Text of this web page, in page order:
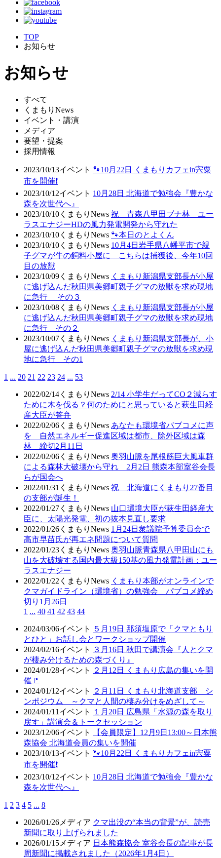
TOP
お知らせ
お知らせ
すべて
くまもりNews
イベント・講演
メディア
要望・提案
採用情報
2023/10/13イベント 🐾10月22日 くまもりカフェin宍粟
市を開催❗
2023/10/12イベント 10月28日 北海道で勉強会『豊かな
森を次世代へ』
2023/10/10 くまもりNews 祝 青森八甲田ブナ林 ユー
ラスエナジーHDの風力発電開発から守れた
2023/10/10 くまもりNews 🐾本日のとよくん
2023/10/10 くまもりNews 10月4日岩手県八幡平市で親
子グマが牛の飼料小屋に こちらは捕獲後、今年10回
目の放獣
2023/10/09 くまもりNews くまもり新潟県支部長が小屋
に逃げ込んだ秋田県美郷町親子グマの放獣を求め現地
に急行 その３
2023/10/08 くまもりNews くまもり新潟県支部長が小屋
に逃げ込んだ秋田県美郷町親子グマの放獣を求め現地
に急行 その２
2023/10/07 くまもりNews くまもり新潟県支部長が、小
屋に逃げ込んだ秋田県美郷町親子グマの放獣を求め現
地に急行 その1
1 ... 20 21 22 23 24 ... 53
2022/02/14 くまもりNews 2/14 小学生だってCO２減らす
ために木を伐る？何のためにと思っていると萩生田経
産大臣が答弁
2022/02/06 くまもりNews あなたも環境省パブコメに声
を 自然エネルギー促進区域は都市、除外区域は森
林 締切2月11日
2022/02/06 くまもりNews 奥羽山脈を尾根筋巨大風車群
による森林大破壊から守れ 2月2日 熊森本部室谷会長
らが国会へ
2022/01/31 くまもりNews 祝 北海道にくまもり27番目
の支部が誕生！
2022/01/27 くまもりNews 山口環境大臣が萩生田経産大
臣に、太陽光発電、初の抜本見直し要求
2022/01/26 くまもりNews 1月24日衆議院予算委員会で
高市早苗氏が再エネ問題について質問
2022/01/23 くまもりNews 奥羽山脈青森県八甲田山にも
山を大破壊する国内最大級150基の風力発電計画：ユー
ラスエナジー
2022/01/22 くまもりNews くまもり本部がオンラインで
クマガイドライン（環境省）の勉強会 パブコメ締め
切り1月26日
1 ... 40 41 42 43 44
2024/03/06イベント
５月19日 那須塩原で「クマともり
とひと」お話し会とワークショップ開催
2024/02/16イベント
３月16日 秋田で講演会『人とクマ
が棲み分けるための森づくり』
2024/01/28イベント
２月12日 くまもり広島の集いを開
催🚩
2024/01/12イベント
２月11日 くまもり北海道支部 シ
ンポジウム ～クマと人間の棲み分けをめざして～
2024/01/11 イベント
１月20日 広島県「水源の森を取り
戻す」講演会＆トークセッション
2023/12/06イベント
【会員限定】12月9日13:00～日本熊
森協会 北海道会員の集いを開催
2023/10/13イベント 🐾10月22日 くまもりカフェin宍粟
市を開催❗
2023/10/12イベント 10月28日 北海道で勉強会『豊かな
森を次世代へ』
1 2 3 4 5 ... 8
2026/01/26 メディア クマ出没の“本当の背景”が、読売
新聞に取り上げられました
2026/01/15 メディア 日本熊森協会 室谷会長の記事が長
周新聞に掲載されました（2026年1月4日）